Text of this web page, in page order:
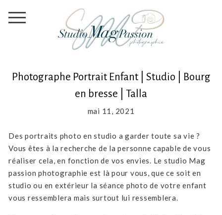
Photographe Portrait Enfant | Studio | Bourg
en bresse | Talla
mai 11, 2021
Des portraits photo en studio a garder toute sa vie ?
Vous êtes à la recherche de la personne capable de vous
réaliser cela, en fonction de vos envies. Le studio Mag
passion photographie est là pour vous, que ce soit en
studio ou en extérieur la séance photo de votre enfant
vous ressemblera mais surtout lui ressemblera.